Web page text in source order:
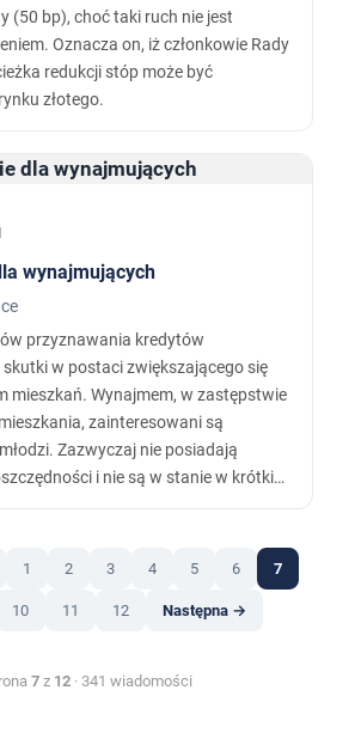
(50 bp), choć taki ruch nie jest
Oznacza on, iż członkowie Rady
redukcji stóp może być
złotego.
wynajmujących
przyznawania kredytów
skutki w postaci zwiększającego się
mieszkań. Wynajmem, w zastępstwie
zainteresowani są
Zazwyczaj nie posiadają
i nie są w stanie w krótkim
1 2 3 4 5 6 7
10 11 12 Następna →
7z 12· 341 wiadomości